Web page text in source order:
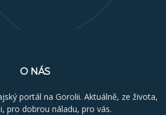
O NÁS
portál na Gorolii. Aktuálně, ze života,
pro dobrou náladu, pro vás.